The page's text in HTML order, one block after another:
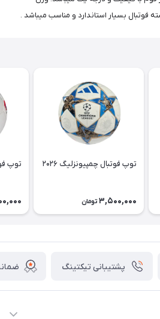
توپ فوتبال چمپیونزلیگ ۲۰۲۶
3,500,000 تومان
توپ
پشتیبانی تیکتینگ